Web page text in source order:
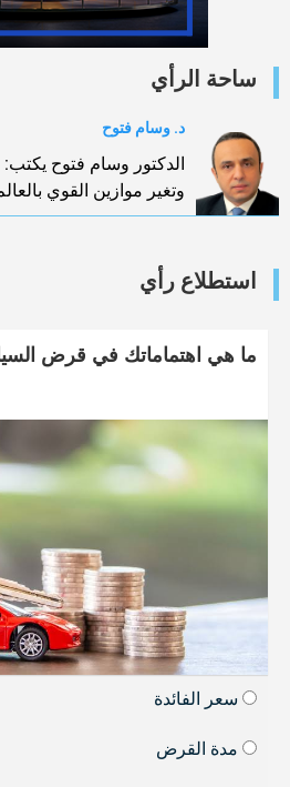
ساحة الرأي
د. وسام فتوح
الدكتور وسام فتوح
وتغير موازين القوي
استطلاع رأي
ما هي اهتماماتك في قرض
سعر الفائدة
مدة القرض